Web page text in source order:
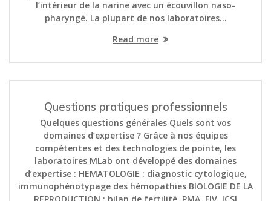
l’intérieur de la narine avec un écouvillon naso-
pharyngé. La plupart de nos laboratoires…
Read more
Questions pratiques professionnels
Quelques questions générales Quels sont vos
domaines d’expertise ? Grâce à nos équipes
compétentes et des technologies de pointe, les
laboratoires MLab ont développé des domaines
d’expertise : HEMATOLOGIE : diagnostic cytologique,
immunophénotypage des hémopathies BIOLOGIE DE LA